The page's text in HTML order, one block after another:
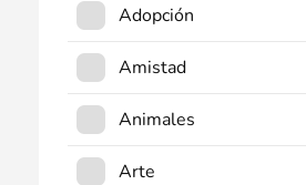
Adopción
Amistad
Animales
Arte